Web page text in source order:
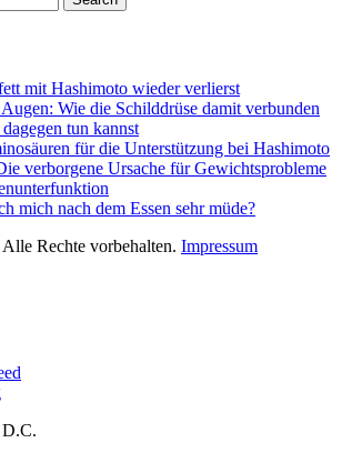
mit Hashimoto wieder verlierst
Wie die Schilddrüse damit verbunden
tun kannst
für die Unterstützung bei Hashimoto
verborgene Ursache für Gewichtsprobleme
mich nach dem Essen sehr müde?
Rechte vorbehalten. Impressum
D.C.